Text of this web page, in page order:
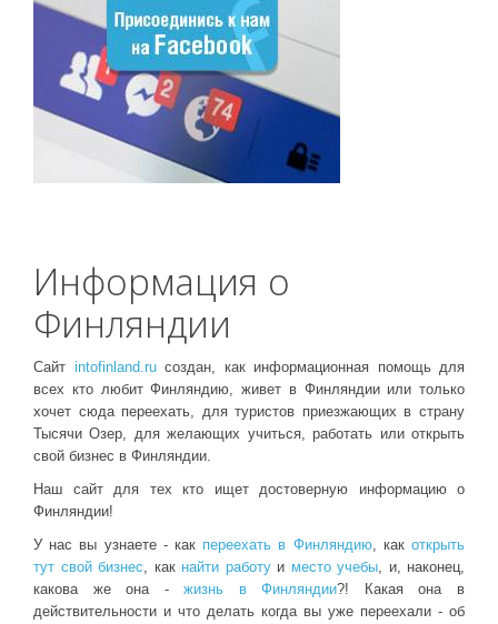
Информация о
Финляндии
Сайт intofinland.ruсоздан, как информационная помощь для
всех кто любит Финляндию, живет в Финляндии или только
хочет сюда переехать, для туристов приезжающих в страну
Тысячи Озер, для желающих учиться, работать или открыть
свой бизнес в Финляндии.
Наш сайт для тех кто ищет достоверную информацию о
Финляндии!
У нас вы узнаете - как переехать в Финляндию, какоткрыть
тут свой бизнес, как найти работуи место учебы, и, наконец,
какова же она -жизнь в Финляндии?! Какая она в
действительности и что делать когда вы уже переехали - об